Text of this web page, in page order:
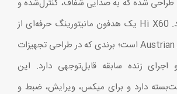
طراحی شده که به صدایی شفاف، کنترل‌شده و
قابل‌اعتماد نیاز دارند. Hi X60 یک هدفون مانیتورینگ حرفه‌ای از
برند اتریشی Austrian Audio است؛ برندی که در طراحی تجهیزات
اجرای زنده سابقه قابل‌توجهی دارد. این
دارد و برای میکس، ویرایش، ضبط و